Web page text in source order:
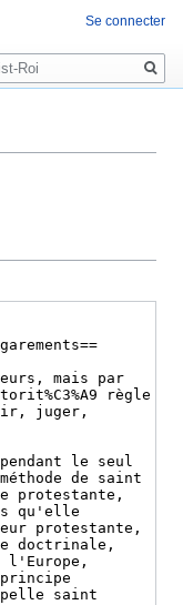
Se connecter